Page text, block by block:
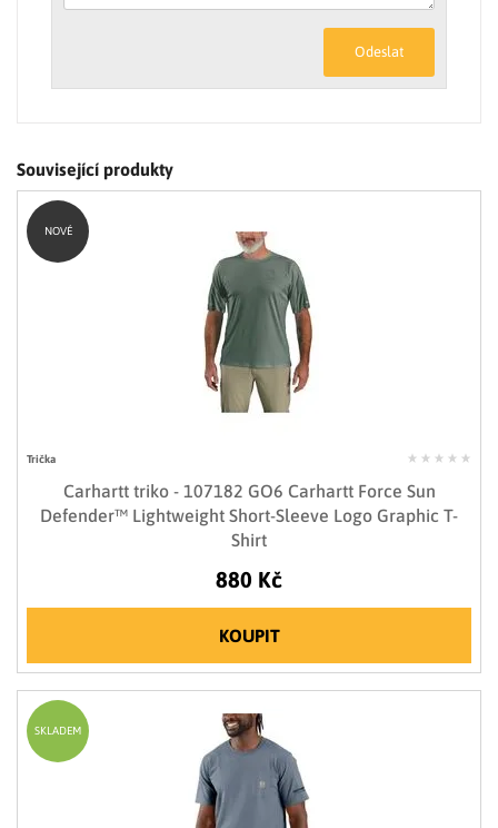
Odeslat
Související produkty
Trička
Carhartt triko - 107182 GO6 Carhartt Force Sun
Defender™ Lightweight Short-Sleeve Logo Graphic T-
Shirt
880 Kč
KOUPIT
NOVÉ
SKLADEM